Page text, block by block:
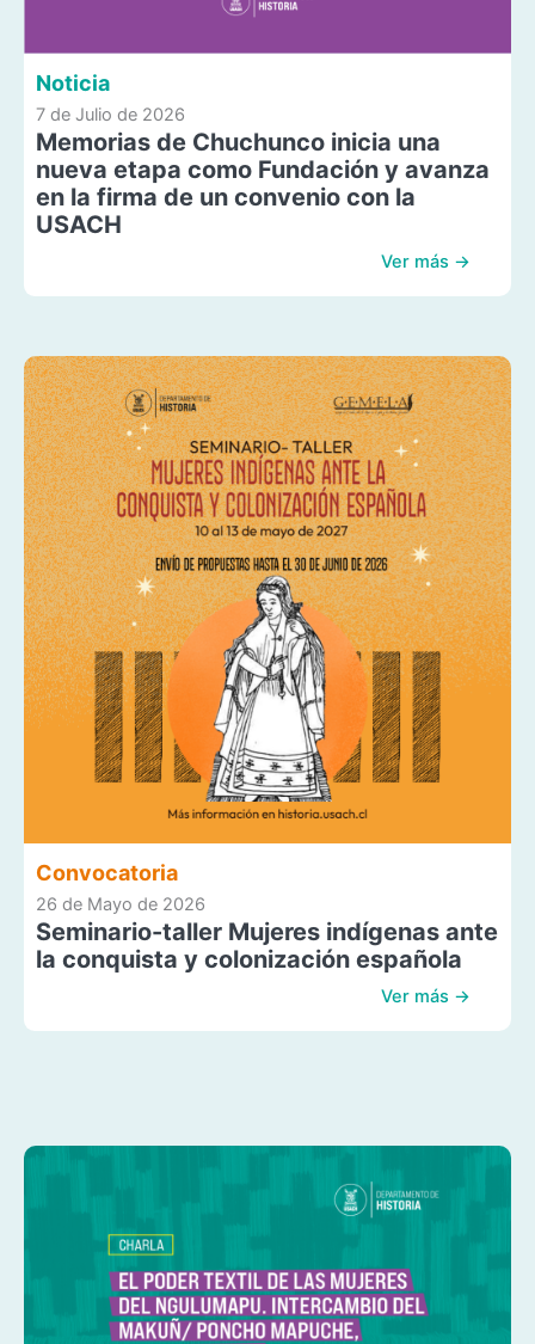
Noticia
7 de Julio de 2026
Memorias de Chuchunco inicia una
nueva etapa como Fundación y avanza
en la firma de un convenio con la
USACH
Ver más →
Convocatoria
26 de Mayo de 2026
Seminario-taller Mujeres indígenas ante
la conquista y colonización española
Ver más →